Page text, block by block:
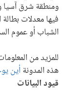
ومنطقة شرق آسيا
فيها معدلات
الشباب أو عموم
للمزيد من
هذه المدونة أين
قيود البيانات